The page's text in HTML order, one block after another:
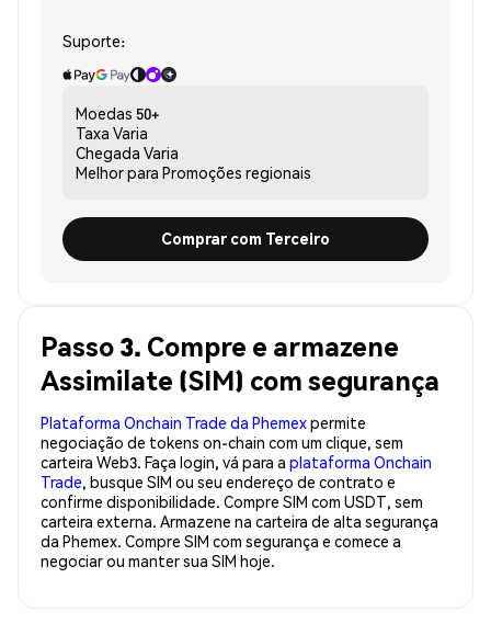
Suporte:
Moedas 50+
Taxa Varia
Chegada Varia
Melhor para Promoções regionais
Comprar com Terceiro
Passo 3. Compre e armazene
Assimilate (SIM) com segurança
Plataforma Onchain Trade da Phemexpermite
negociação de tokens on-chain com um clique, sem
carteira Web3. Faça login, vá para a plataforma Onchain
Trade, busque SIM ou seu endereço de contrato e
confirme disponibilidade. Compre SIM com USDT, sem
carteira externa. Armazene na carteira de alta segurança
da Phemex. Compre SIM com segurança e comece a
negociar ou manter sua SIM hoje.